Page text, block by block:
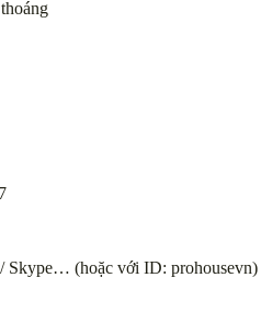
Skype… (hoặc với ID: prohousevn)